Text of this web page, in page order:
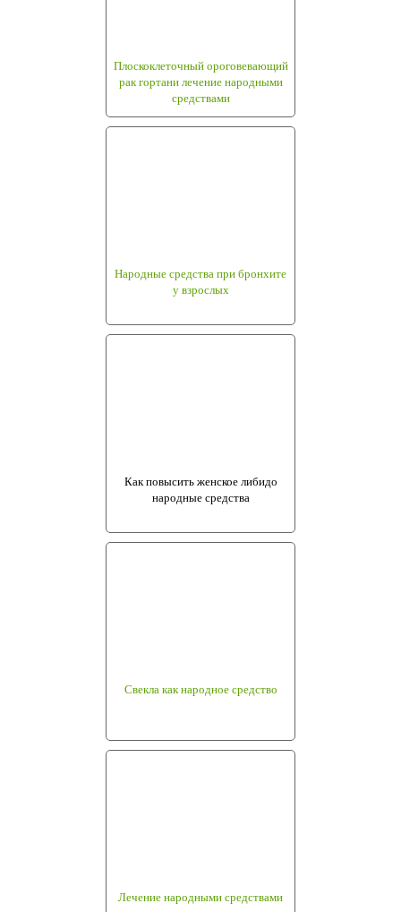
Плоскоклеточный ороговевающий
рак гортани лечение народными
средствами
Народные средства при бронхите
у взрослых
Как повысить женское либидо
народные средства
Свекла как народное средство
Лечение народными средствами